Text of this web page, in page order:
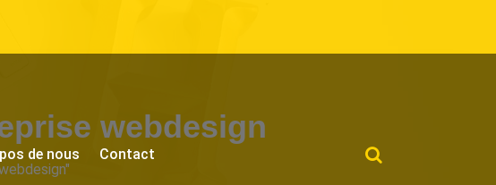
de nous Contact
webdesign